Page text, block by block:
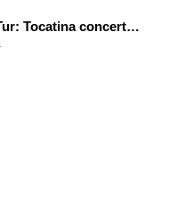
Ricardo Sanz y Tur: Tocatina concertante al aire español